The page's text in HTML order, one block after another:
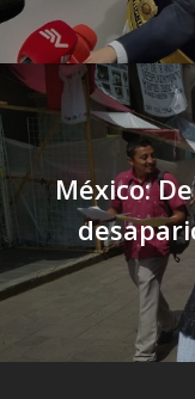
México: